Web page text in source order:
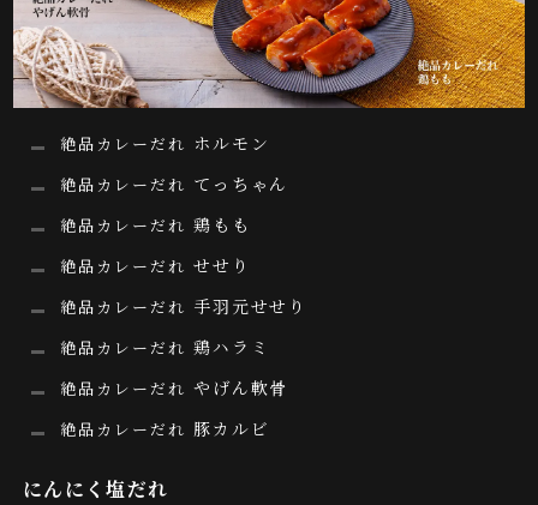
絶品カレーだれ ホルモン
絶品カレーだれ てっちゃん
絶品カレーだれ 鶏もも
絶品カレーだれ せせり
絶品カレーだれ 手羽元せせり
絶品カレーだれ 鶏ハラミ
絶品カレーだれ やげん軟骨
絶品カレーだれ 豚カルビ
にんにく塩だれ